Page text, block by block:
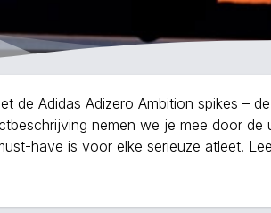
de Adidas Adizero Ambition spikes –
nemen we je mee door de
have is voor elke serieuze atleet.